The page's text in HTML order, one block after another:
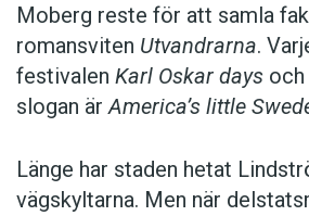
Moberg reste för att samla
romansviten Utvandrarna.
festivalen Karl Oskar days
slogan ärAmerica’s little
Länge har staden hetat
vägskyltarna. Men när